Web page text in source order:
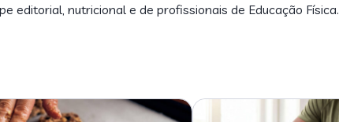
editorial, nutricional e de profissionais de Educação Física.